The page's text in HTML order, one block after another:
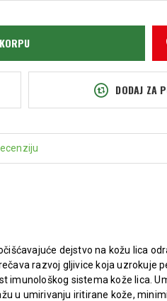
DODAJ ZA
dejstvo na kožu lica
razvoj gljivice koja uzrokuje
imunološkog sistema kože lica.
u umirivanju iritirane kože,